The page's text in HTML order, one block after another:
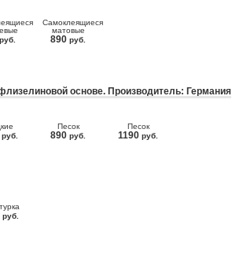
руб.
Самоклеящиеся
матовые
890 руб.
основе. Производитель: Германия
руб.
Песок
890 руб.
Песок
1190 руб.
руб.